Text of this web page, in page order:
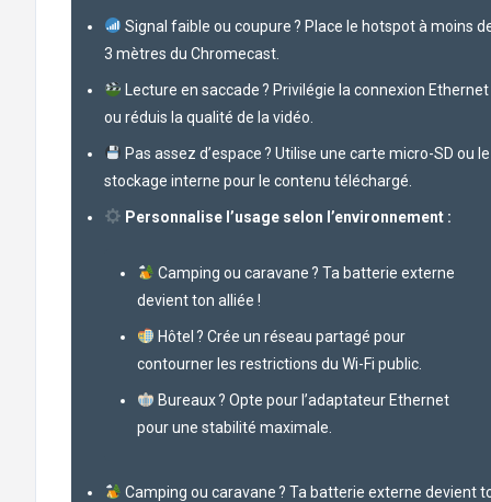
Signal faible ou coupure ? Place le hotspot à moins
3 mètres du Chromecast.
Lecture en saccade ? Privilégie la connexion Ethernet
ou réduis la qualité de la vidéo.
Pas assez d’espace ? Utilise une carte micro-SD ou le
stockage interne pour le contenu téléchargé.
Personnalise l’usage selon l’environnement :
Camping ou caravane ? Ta batterie externe
devient ton alliée !
Hôtel ? Crée un réseau partagé pour
contourner les restrictions du Wi-Fi public.
Bureaux ? Opte pour l’adaptateur Ethernet
pour une stabilité maximale.
Camping ou caravane ? Ta batterie externe devient